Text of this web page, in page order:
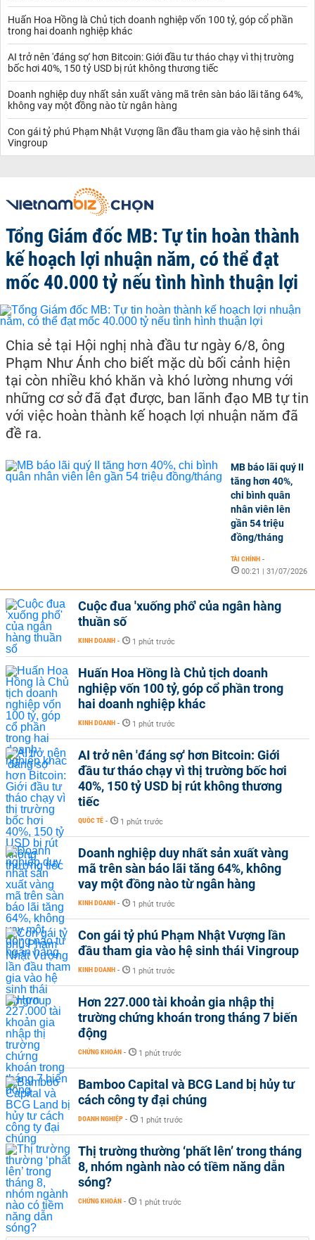
Huấn Hoa Hồng là Chủ tịch doanh nghiệp vốn 100 tỷ, góp cổ phần
trong hai doanh nghiệp khác
AI trở nên 'đáng sợ' hơn Bitcoin: Giới đầu tư tháo chạy vì thị trường
bốc hơi 40%, 150 tỷ USD bị rút không thương tiếc
Doanh nghiệp duy nhất sản xuất vàng mã trên sàn báo lãi tăng 64%,
không vay một đồng nào từ ngân hàng
Con gái tỷ phú Phạm Nhật Vượng lần đầu tham gia vào hệ sinh thái
Vingroup
Tổng Giám đốc MB: Tự tin hoàn thành
kế hoạch lợi nhuận năm, có thể đạt
mốc 40.000 tỷ nếu tình hình thuận lợi
Chia sẻ tại Hội nghị nhà đầu tư ngày 6/8, ông
Phạm Như Ánh cho biết mặc dù bối cảnh hiện
tại còn nhiều khó khăn và khó lường nhưng với
những cơ sở đã đạt được, ban lãnh đạo MB tự tin
với việc hoàn thành kế hoạch lợi nhuận năm đã
đề ra.
MB báo lãi quý II
tăng hơn 40%,
chi bình quân
nhân viên lên
gần 54 triệu
đồng/tháng
TÀI CHÍNH -
00:21 | 31/07/2026
Cuộc đua 'xuống phố' của ngân hàng
thuần số
KINH DOANH - 1 phút trước
Huấn Hoa Hồng là Chủ tịch doanh
nghiệp vốn 100 tỷ, góp cổ phần trong
hai doanh nghiệp khác
KINH DOANH - 1 phút trước
AI trở nên 'đáng sợ' hơn Bitcoin: Giới
đầu tư tháo chạy vì thị trường bốc hơi
40%, 150 tỷ USD bị rút không thương
tiếc
QUỐC TẾ - 1 phút trước
Doanh nghiệp duy nhất sản xuất vàng
mã trên sàn báo lãi tăng 64%, không
vay một đồng nào từ ngân hàng
KINH DOANH - 1 phút trước
Con gái tỷ phú Phạm Nhật Vượng lần
đầu tham gia vào hệ sinh thái Vingroup
KINH DOANH - 1 phút trước
Hơn 227.000 tài khoản gia nhập thị
trường chứng khoán trong tháng 7 biến
động
CHỨNG KHOÁN - 1 phút trước
Bamboo Capital và BCG Land bị hủy tư
cách công ty đại chúng
DOANH NGHIỆP - 1 phút trước
Thị trường thường ‘phất lên’ trong tháng
8, nhóm ngành nào có tiềm năng dẫn
sóng?
CHỨNG KHOÁN - 1 phút trước